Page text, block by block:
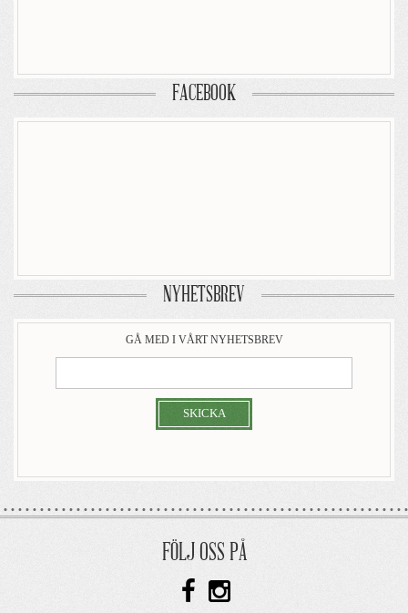
FACEBOOK
NYHETSBREV
GÅ MED I VÅRT NYHETSBREV
SKICKA
FÖLJ OSS PÅ